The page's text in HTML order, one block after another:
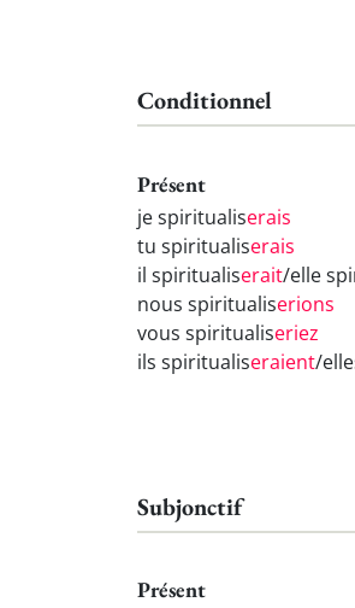
Conditionnel
Présent
je spiritualiserais
tu spiritualiserais
il spiritualiserait/elle
nous spiritualiserions
vous spiritualiseriez
ils spiritualiseraient/
Subjonctif
Présent